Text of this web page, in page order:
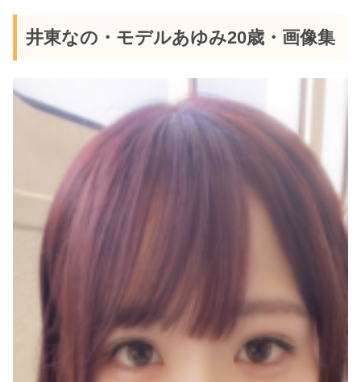
井東なの・モデルあゆみ20歳・画像集